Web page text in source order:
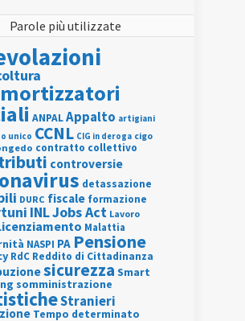
Parole più utilizzate
ANPALAppalto artigiani
unico CCNL CIG in deroga cigo
contratto collettivo
controversie
detassazione
DURC fiscale formazione
INLJobs Act Lavoro
Malattia
NASPI PA Pensione
RdC Reddito di Cittadinanza
sicurezza Smart
somministrazione
Stranieri
Tempo determinato